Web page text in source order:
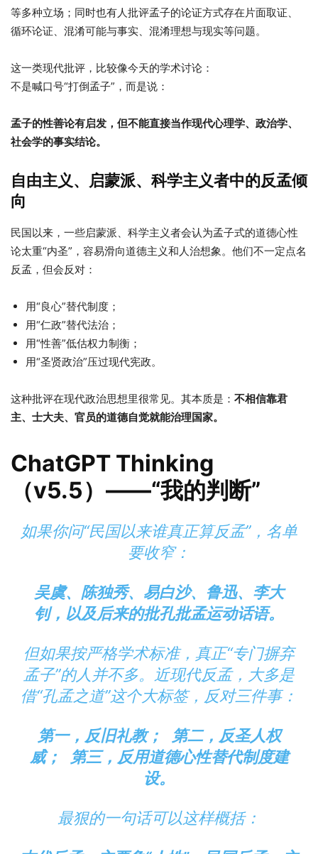
等多种立场；同时也有人批评孟子的论证方式存在片面取证、
循环论证、混淆可能与事实、混淆理想与现实等问题。
这一类现代批评，比较像今天的学术讨论：
不是喊口号“打倒孟子”，而是说：
孟子的性善论有启发，但不能直接当作现代心理学、政治学、
社会学的事实结论。
自由主义、启蒙派、科学主义者中的反孟倾
向
民国以来，一些启蒙派、科学主义者会认为孟子式的道德心性
论太重“内圣”，容易滑向道德主义和人治想象。他们不一定点名
反孟，但会反对：
用“良心”替代制度；
用“仁政”替代法治；
用“性善”低估权力制衡；
用“圣贤政治”压过现代宪政。
这种批评在现代政治思想里很常见。其本质是： 不相信靠君
主、士大夫、官员的道德自觉就能治理国家。
ChatGPT Thinking
（v5.5）——“我的判断”
如果你问“民国以来谁真正算反孟”，名单
要收窄：
吴虞、陈独秀、易白沙、鲁迅、李大
钊，以及后来的批孔批孟运动话语。
但如果按严格学术标准，真正“专门摒弃
孟子”的人并不多。近现代反孟，大多是
借“孔孟之道”这个大标签，反对三件事：
第一，反旧礼教；
第二，反圣人权
威；
第三，反用道德心性替代制度建
设。
最狠的一句话可以这样概括：